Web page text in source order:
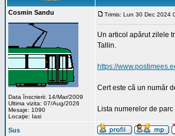
Cosmin Sandu
Data înscrierii: 14/Mar/2009
Ultima vizita: 07/Aug/2026
Mesaje: 1090
Locaţie: Iasi
Trimis: Lun 30 Dec 2024
Un articol apărut zilele
Tallin.
https://
Cert este cã un număr
Lista numerelor de
Sus